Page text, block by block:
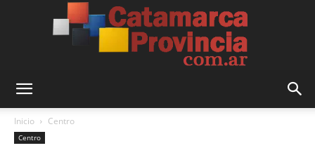
Inicio Centro
Centro